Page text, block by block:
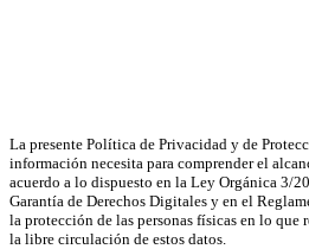
La presente Política de Privacidad y de
información necesita para comprender el
acuerdo a lo dispuesto en la Ley Orgánica 3/
Garantía de Derechos Digitales y en el
la protección de las personas físicas en lo que
la libre circulación de estos datos.